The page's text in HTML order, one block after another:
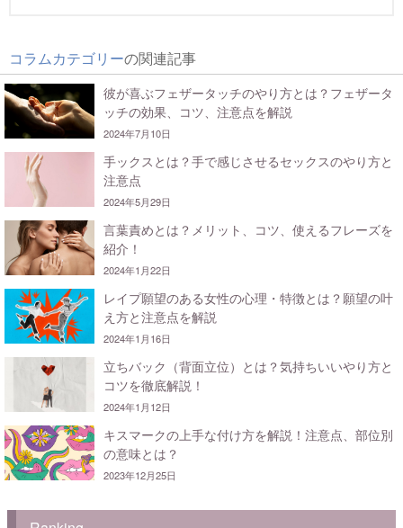
コラムカテゴリーの関連記事
彼が喜ぶフェザータッチのやり方とは？フェザータ
ッチの効果、コツ、注意点を解説
2024年7月10日
手ックスとは？手で感じさせるセックスのやり方と
注意点
2024年5月29日
言葉責めとは？メリット、コツ、使えるフレーズを
紹介！
2024年1月22日
レイプ願望のある女性の心理・特徴とは？願望の叶
え方と注意点を解説
2024年1月16日
立ちバック（背面立位）とは？気持ちいいやり方と
コツを徹底解説！
2024年1月12日
キスマークの上手な付け方を解説！注意点、部位別
の意味とは？
2023年12月25日